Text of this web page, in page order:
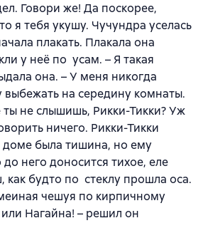
Говори же! Да поскорее,
я тебя укушу. Чучундра уселась
плакать. Плакала она
у неё по усам. – Я такая
она. – У меня никогда
выбежать на середину комнаты.
ты не слышишь, Рикки-Тикки? Уж
ничего. Рикки-Тикки
доме была тишина, но ему
до него доносится тихое, еле
будто по стеклу прошла оса.
чешуя по кирпичному
Нагайна! – решил он